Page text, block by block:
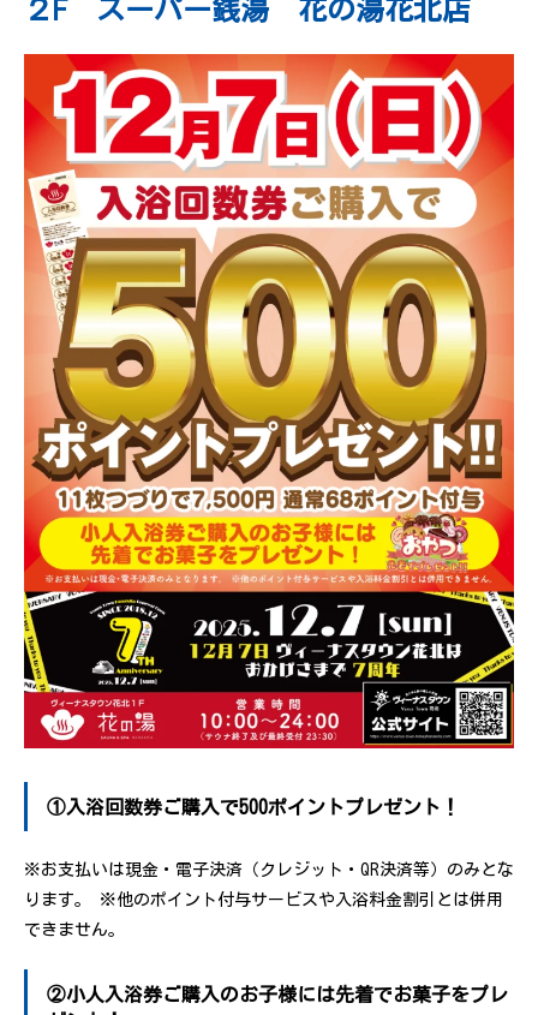
２F スーパー銭湯 花の湯花北店
①入浴回数券ご購入で500ポイントプレゼント！
※お支払いは現金・電子決済（クレジット・QR決済等）のみとな
ります。 ※他のポイント付与サービスや入浴料金割引とは併用
できません。
②小人入浴券ご購入のお子様には先着でお菓子をプレ